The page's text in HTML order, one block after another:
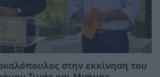
στην εκκίνηση του